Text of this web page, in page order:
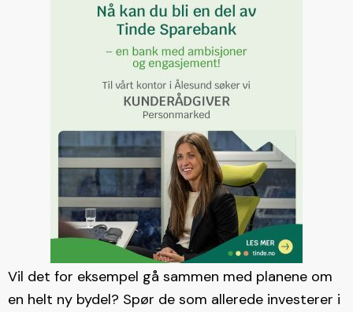
Vil det for eksempel gå sammen med planene om
en helt ny bydel? Spør de som allerede investerer i